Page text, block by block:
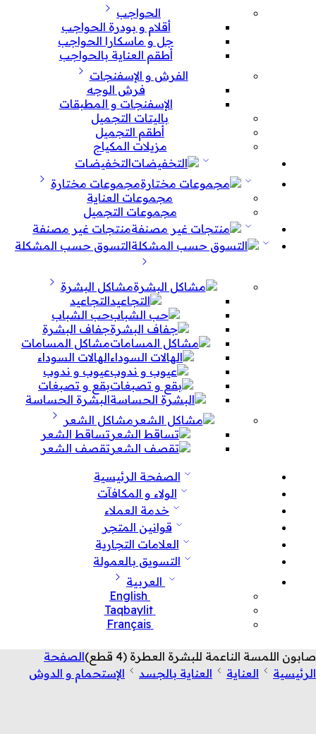
الحواجب
أقلام و بودرة الحواجب
جل و ماسكارا الحواجب
أطقم العناية بالحواجب
الفرش و الإسفنجات
فرش الوجه
الإسفنجات و المطبقات
باليتات التجميل
أطقم التجميل
مزيلات المكياج
التخفيضات
مجموعات مختارة
مجموعات العناية
مجموعات التجميل
منتجات غير مصنفة
التسوق حسب المشكلة
مشاكل البشرة
التجاعيد
حب الشباب
جفاف البشرة
مشاكل المسامات
الهالات السوداء
عيوب و ندوب
بقع و تصبغات
البشرة الحساسة
مشاكل الشعر
تساقط الشعر
تقصف الشعر
الصفحة الرئيسية
الولاء و المكافآت
خدمة العملاء
قوانين المتجر
العلامات التجارية
التسويق بالعمولة
العربية
English
Taqbaylit
Français
صابون اللمسة الناعمة للبشرة العطرة (4 قطع)
الصفحة
الرئيسية
العناية العناية بالجسد الإستحمام و الدوش